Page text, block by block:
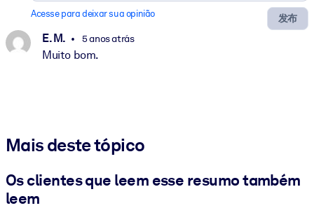
发布
Acesse para deixar sua opinião
E. M. 5 anos atrás
Muito bom.
Mais deste tópico
Os clientes que leem esse resumo também
leem